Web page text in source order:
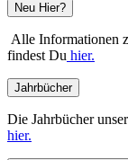
Neu Hier?
Alle Informationen
findest Du hier.
Jahrbücher
Die Jahrbücher
hier.